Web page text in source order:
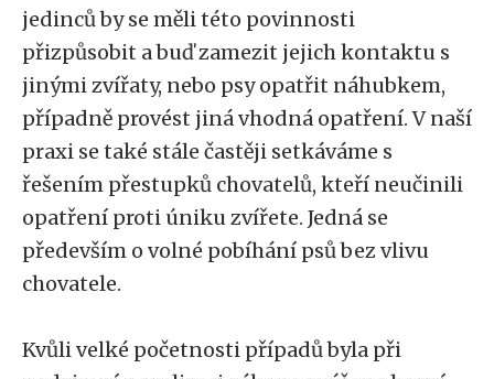
jedinců by se měli této povinnosti
přizpůsobit a buď zamezit jejich kontaktu s
jinými zvířaty, nebo psy opatřit náhubkem,
případně provést jiná vhodná opatření. V naší
praxi se také stále častěji setkáváme s
řešením přestupků chovatelů, kteří neučinili
opatření proti úniku zvířete. Jedná se
především o volné pobíhání psů bez vlivu
chovatele.
Kvůli velké početnosti případů byla při